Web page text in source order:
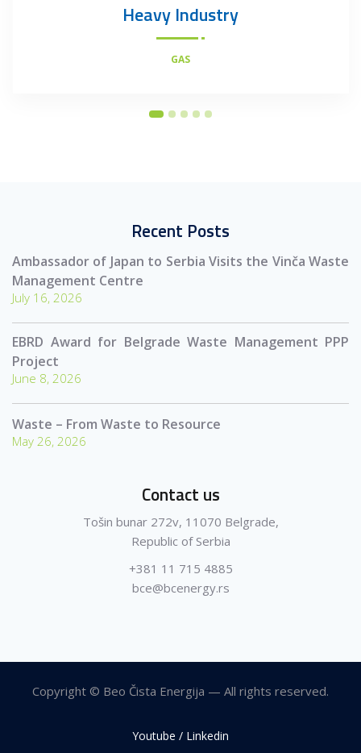
Heavy Industry
GAS
Recent Posts
Ambassador of Japan to Serbia Visits the Vinča Waste
Management Centre
July 16, 2026
EBRD Award for Belgrade Waste Management PPP
Project
June 8, 2026
Waste – From Waste to Resource
May 26, 2026
Contact us
Tošin bunar 272v, 11070 Belgrade,
Republic of Serbia
+381 11 715 4885
bce@bcenergy.rs
Copyright © Beo Čista Energija — All rights reserved.
Youtube / Linkedin